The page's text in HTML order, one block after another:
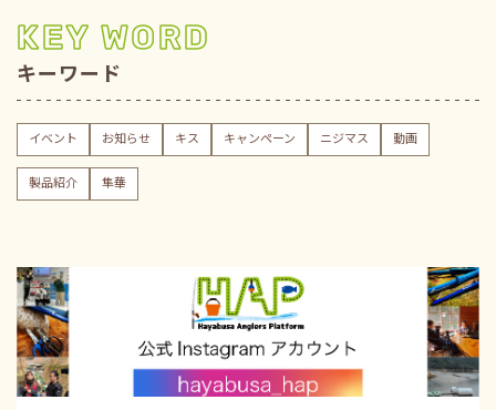
KEY WORD
キーワード
イベント お知らせ キス キャンペーン ニジマス 動画
製品紹介 隼華